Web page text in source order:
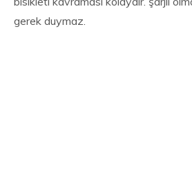
gerek duymaz.